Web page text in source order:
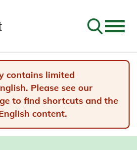
Go to
contains limited
Please see our
to find shortcuts and the
content.